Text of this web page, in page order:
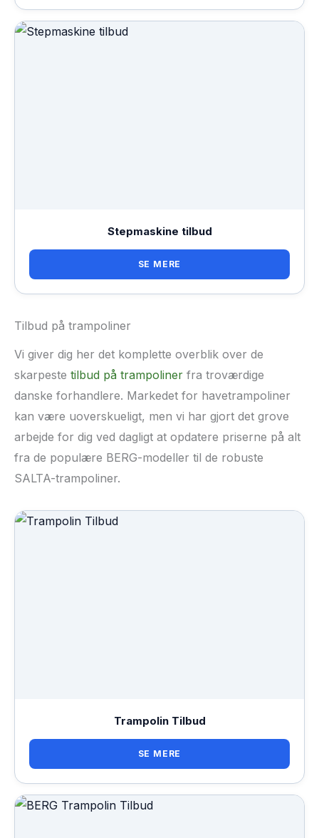
Stepmaskine tilbud
SE MERE
Tilbud på trampoliner
Vi giver dig her det komplette overblik over de
skarpeste tilbud på trampoliner fra troværdige
danske forhandlere. Markedet for havetrampoliner
kan være uoverskueligt, men vi har gjort det grove
arbejde for dig ved dagligt at opdatere priserne på alt
fra de populære BERG-modeller til de robuste
SALTA-trampoliner.
Trampolin Tilbud
SE MERE